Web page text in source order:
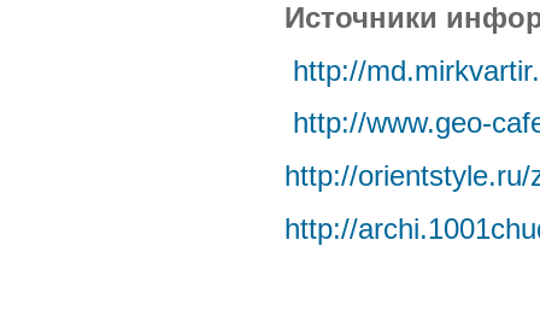
Источники
http://
http://www.geo-
http://
http://